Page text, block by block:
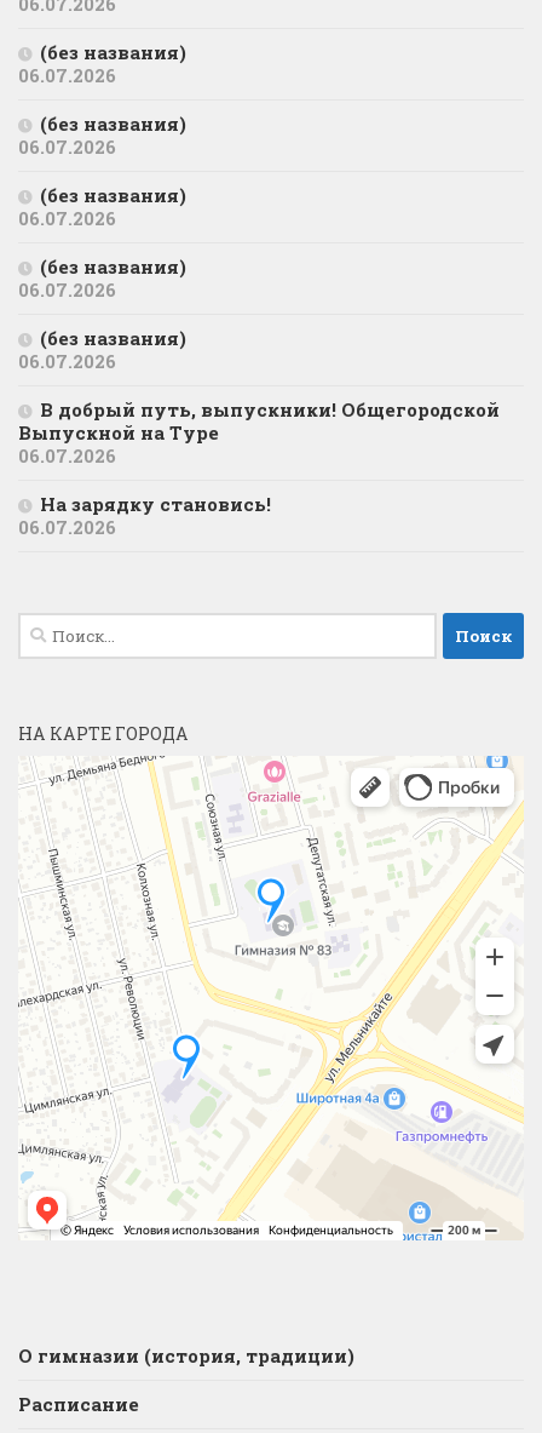
(без названия)
06.07.2026
(без названия)
06.07.2026
(без названия)
06.07.2026
(без названия)
06.07.2026
(без названия)
06.07.2026
В добрый путь, выпускники! Общегородской
Выпускной на Туре
06.07.2026
На зарядку становись!
06.07.2026
Найти:
НА КАРТЕ ГОРОДА
О гимназии (история, традиции)
Расписание